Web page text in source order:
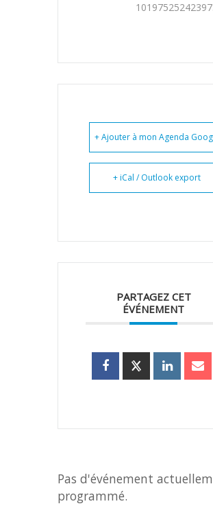
+ Ajouter à mon Agenda
+ iCal / Outlook export
PARTAGEZ CET
ÉVÉNEMENT
Pas d'événement
programmé.